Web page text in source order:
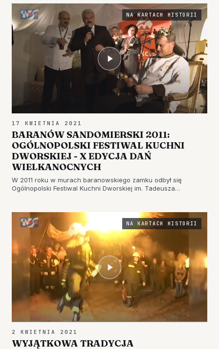
wyglądało to w 2011 roku? Z…
NA KARTACH HISTORII
17 KWIETNIA 2021
BARANÓW SANDOMIERSKI 2011:
OGÓLNOPOLSKI FESTIWAL KUCHNI
DWORSKIEJ - X EDYCJA DAŃ
WIELKANOCNYCH
W 2011 roku w murach baranowskiego zamku odbył się
Ogólnopolski Festiwal Kuchni Dworskiej im. Tadeusza
tworząc wykwintne da…
NA KARTACH HISTORII
2 KWIETNIA 2021
WYJĄTKOWA TRADYCJA